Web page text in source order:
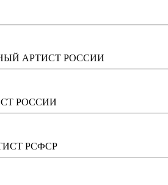
АРТИСТ РОССИИ
РОССИИ
РСФСР